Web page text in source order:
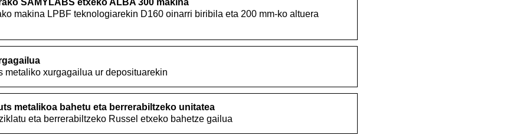
makina LPBF teknologiarekin D160 oinarri biribila eta 200 mm-ko altuera
metaliko xurgagailua ur deposituarekin
metalikoa bahetu eta berrerabiltzeko unitatea
eta berrerabiltzeko Russel etxeko bahetze gailua